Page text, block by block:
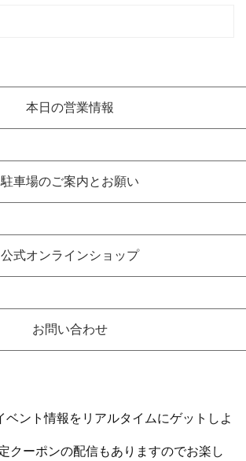
本日の営業情報
駐車場のご案内とお願い
公式オンラインショップ
お問い合わせ